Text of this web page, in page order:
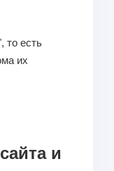
то есть
их
и